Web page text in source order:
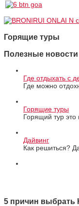
Горящие туры
Полезные новости
Где отдыхать с
Где можно
Горящие туры
Горящий тур
Дайвинг
Как решиться?
5 причин выбрать